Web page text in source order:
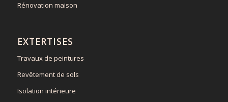
Rénovation maison
EXTERTISES
Travaux de peintures
Revêtement de sols
Isolation intérieure